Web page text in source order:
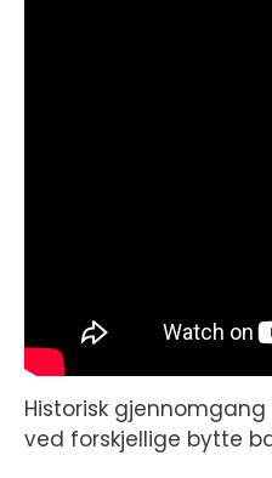
Historisk
ved forskjellige bytte